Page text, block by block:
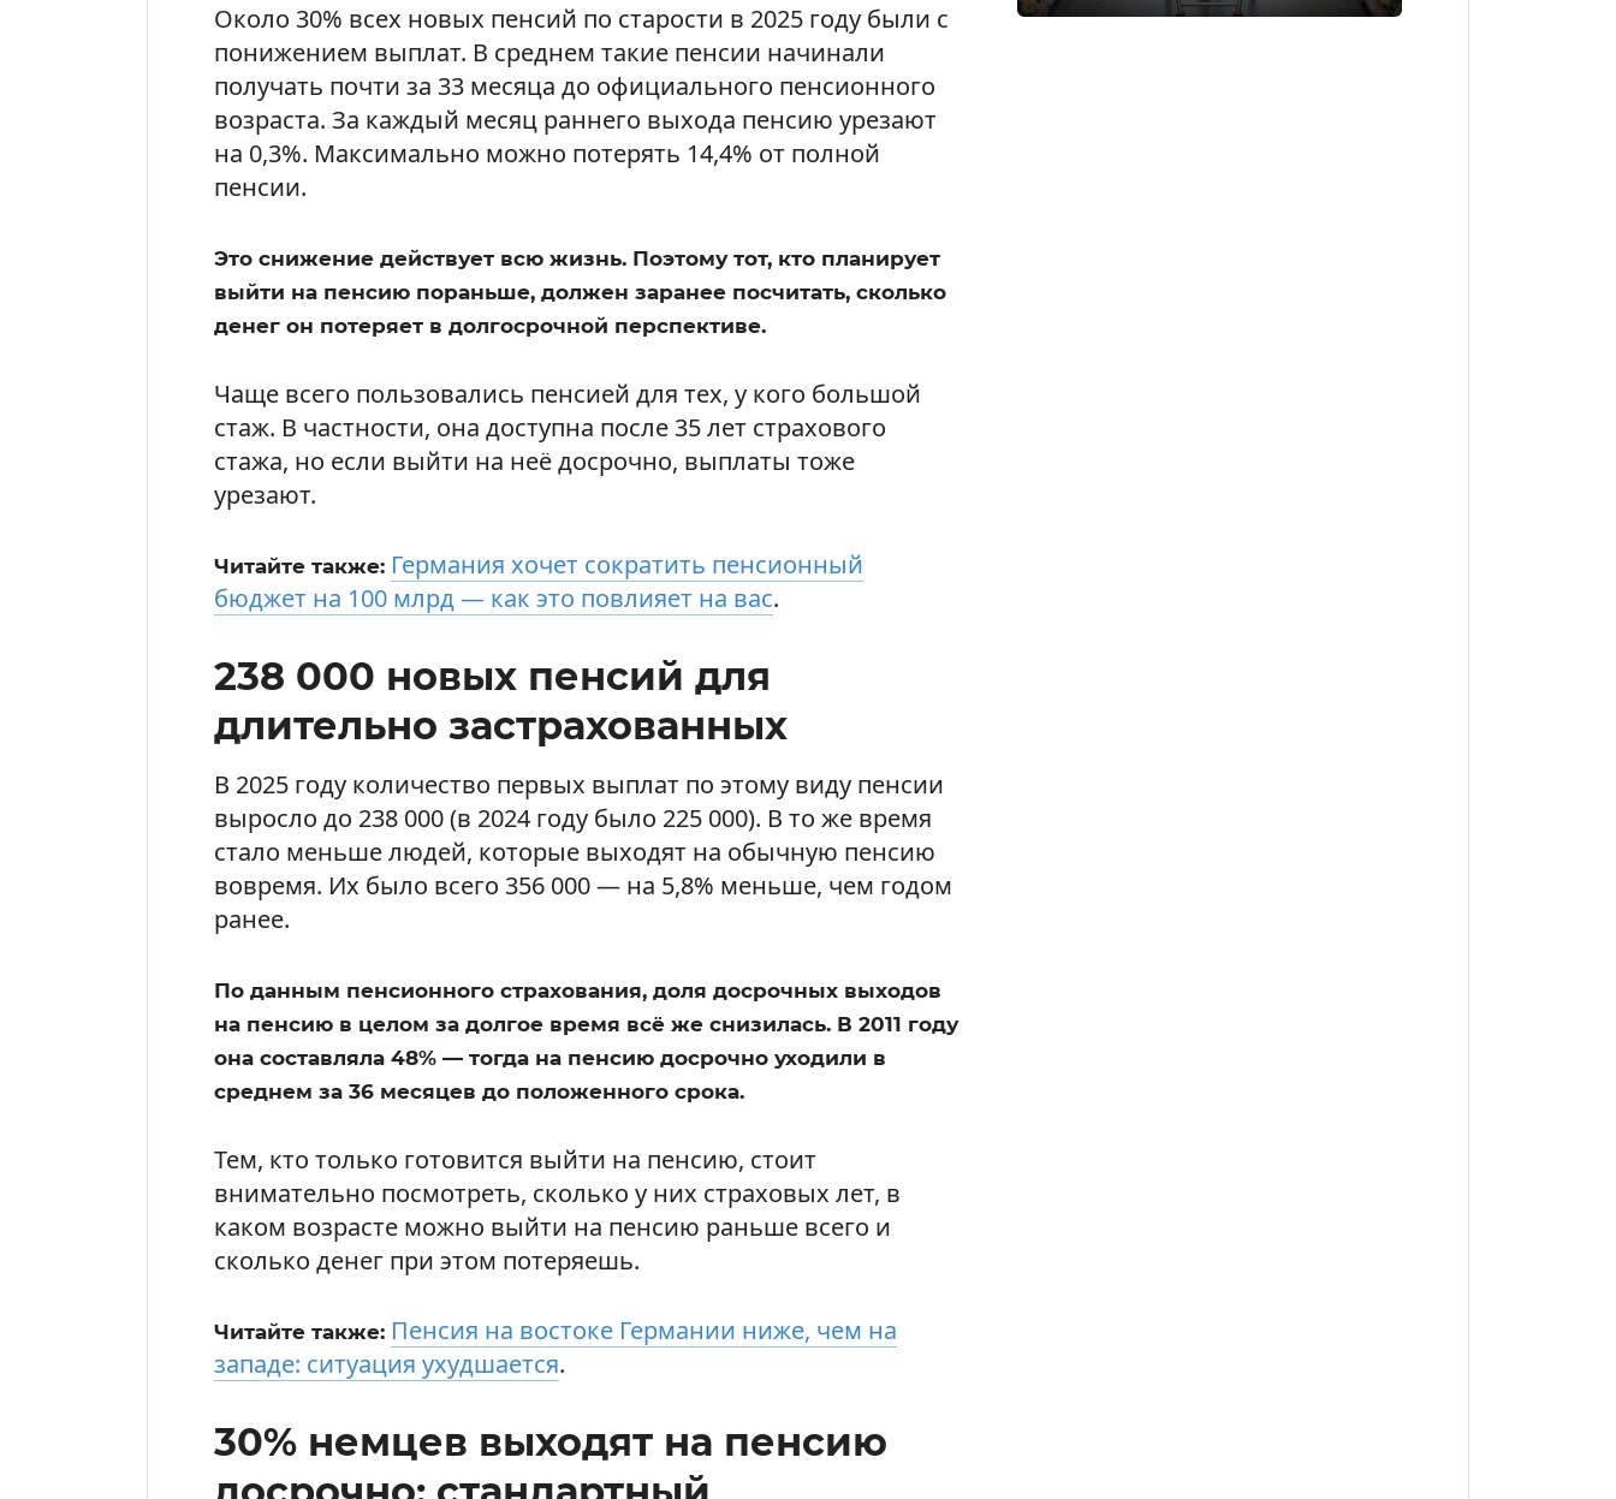
Около 30% всех новых пенсий по старости в 2025 году были с
понижением выплат. В среднем такие пенсии начинали
получать почти за 33 месяца до официального пенсионного
возраста. За каждый месяц раннего выхода пенсию урезают
на 0,3%. Максимально можно потерять 14,4% от полной
пенсии.
Это снижение действует всю жизнь. Поэтому тот, кто планирует
выйти на пенсию пораньше, должен заранее посчитать, сколько
денег он потеряет в долгосрочной перспективе.
Чаще всего пользовались пенсией для тех, у кого большой
стаж. В частности, она доступна после 35 лет страхового
стажа, но если выйти на неё досрочно, выплаты тоже
урезают.
Читайте также: Германия хочет сократить пенсионный
бюджет на 100 млрд — как это повлияет на вас.
238 000 новых пенсий для
длительно застрахованных
В 2025 году количество первых выплат по этому виду пенсии
выросло до 238 000 (в 2024 году было 225 000). В то же время
стало меньше людей, которые выходят на обычную пенсию
вовремя. Их было всего 356 000 — на 5,8% меньше, чем годом
ранее.
По данным пенсионного страхования, доля досрочных выходов
на пенсию в целом за долгое время всё же снизилась. В 2011 году
она составляла 48% — тогда на пенсию досрочно уходили в
среднем за 36 месяцев до положенного срока.
Тем, кто только готовится выйти на пенсию, стоит
внимательно посмотреть, сколько у них страховых лет, в
каком возрасте можно выйти на пенсию раньше всего и
сколько денег при этом потеряешь.
Читайте также: Пенсия на востоке Германии ниже, чем на
западе: ситуация ухудшается.
30% немцев выходят на пенсию